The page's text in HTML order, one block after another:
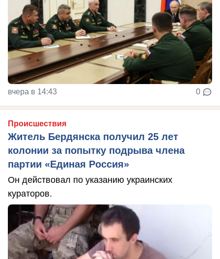
вчера в 14:43 0
Происшествия
Житель Бердянска получил 25 лет
колонии за попытку подрыва члена
партии «Единая Россия»
Он действовал по указанию украинских
кураторов.